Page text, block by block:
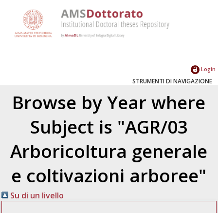
Login
STRUMENTI DI NAVIGAZIONE
Browse by Year where
Subject is "AGR/03
Arboricoltura generale
e coltivazioni arboree"
Su di un livello